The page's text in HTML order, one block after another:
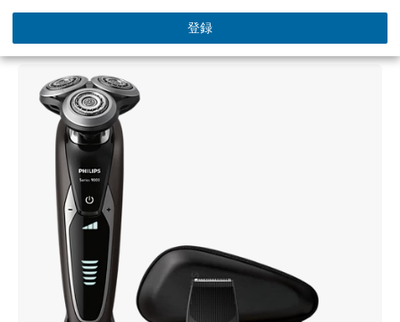
登録
ウェット＆ドライ電気シェーバー